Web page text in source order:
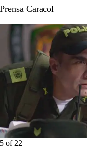
Prensa Caracol
5 of 22